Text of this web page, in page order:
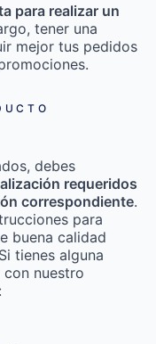
para realizar un
tener una
mejor tus pedidos
debes
requeridos
correspondiente.
para
buena calidad
tienes alguna
nuestro